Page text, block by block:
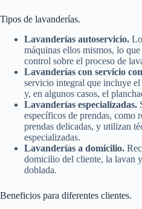
Tipos de lavanderías.
Lavanderías autoservicio.
máquinas ellos mismos, lo
control sobre el proceso de
Lavanderías con servicio
servicio integral que incluye
y, en algunos casos, el
Lavanderías especializadas.
específicos de prendas, como
prendas delicadas, y utilizan
especializadas.
Lavanderías a domicilio.
domicilio del cliente, la lavan
doblada.
Beneficios para diferentes clientes.